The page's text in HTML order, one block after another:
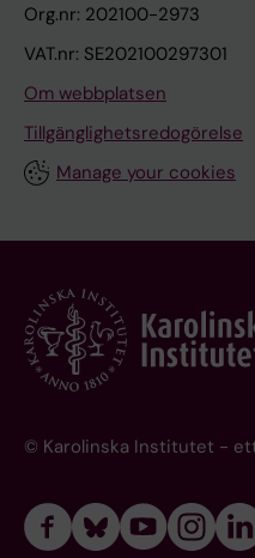
Org.nr: 202100-2973
VAT.nr: SE202100297301
Om webbplatsen
Tillgänglighetsredogörelse
Manage your cookies
© Karolinska Institutet -